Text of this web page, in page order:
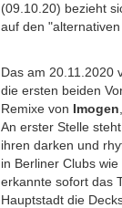
(09.10.20) bezieht
auf den
Das am 20.11.2020
die ersten beiden
Remixe von Imogen
An erster Stelle
ihren darken und
in Berliner Clubs
erkannte sofort das
Hauptstadt die